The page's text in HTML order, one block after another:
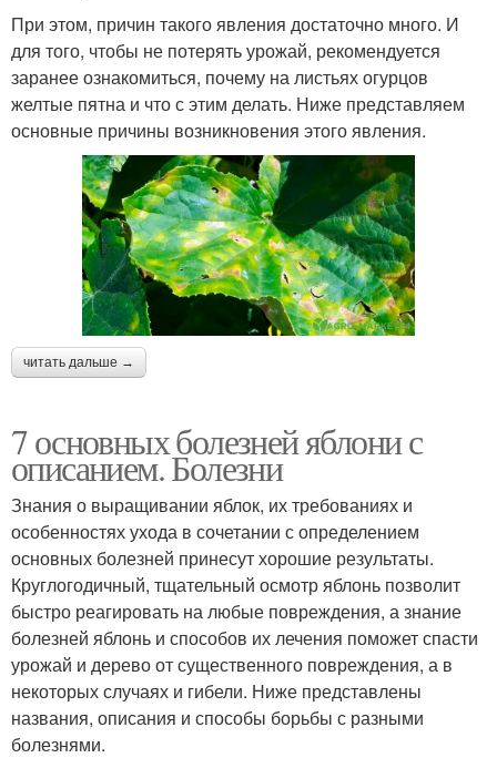
При этом, причин такого явления достаточно много. И
для того, чтобы не потерять урожай, рекомендуется
заранее ознакомиться, почему на листьях огурцов
желтые пятна и что с этим делать. Ниже представляем
основные причины возникновения этого явления.
читать дальше →
7 основных болезней яблони с
описанием. Болезни
Знания о выращивании яблок, их требованиях и
особенностях ухода в сочетании с определением
основных болезней принесут хорошие результаты.
Круглогодичный, тщательный осмотр яблонь позволит
быстро реагировать на любые повреждения, а знание
болезней яблонь и способов их лечения поможет спасти
урожай и дерево от существенного повреждения, а в
некоторых случаях и гибели. Ниже представлены
названия, описания и способы борьбы с разными
болезнями.